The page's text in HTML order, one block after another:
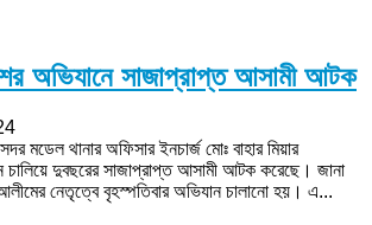
অভিযানে সাজাপ্রাপ্ত আসামী আটক
মডেল থানার অফিসার ইনচার্জ মোঃ বাহার মিয়ার
চালিয়ে দুবছরের সাজাপ্রাপ্ত আসামী আটক করেছে। জানা
নেতৃত্বে বৃহস্পতিবার অভিযান চালানো হয়। এ...